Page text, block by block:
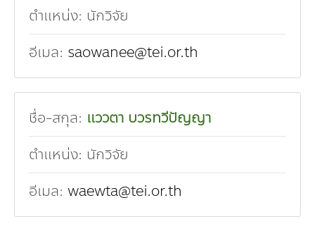
ตำแหน่ง: นักวิจัย
อีเมล: saowanee@tei.or.th
ชื่อ-สกุล: แววตา บวรทวีปัญญา
ตำแหน่ง: นักวิจัย
อีเมล: waewta@tei.or.th